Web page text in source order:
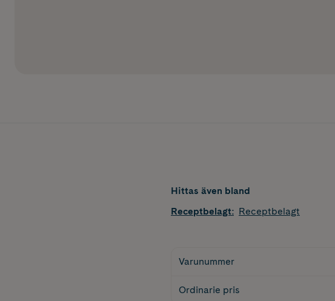
Hittas även bland
Receptbelagt: Receptbelagt
Varunummer
Ordinarie pris